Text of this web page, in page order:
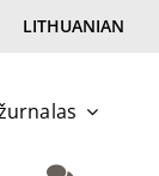
LITHUANIAN